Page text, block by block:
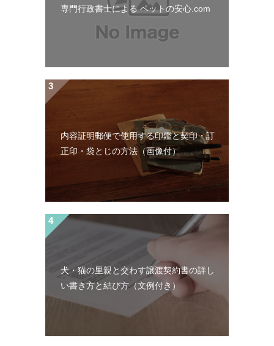
専門行政書士による ペットの安心.com
内容証明郵便で使用する印鑑と契印・訂
正印・袋とじの方法（画像付）
犬・猫の里親と交わす譲渡契約書の詳し
い書き方と結び方（文例付き）